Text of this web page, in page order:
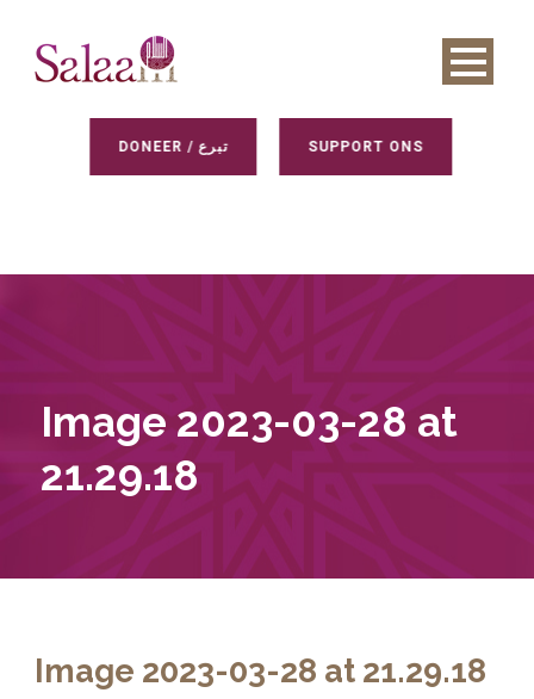
DONEER / تبرع SUPPORT ONS
Image 2023-03-28 at
21.29.18
Image 2023-03-28 at 21.29.18